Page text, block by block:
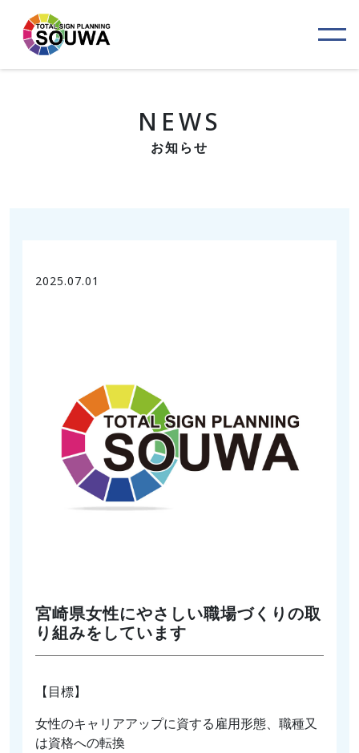
NEWS
お知らせ
2025.07.01
宮崎県女性にやさしい職場づくりの取
り組みをしています
【目標】
女性のキャリアアップに資する雇用形態、職種又
は資格への転換